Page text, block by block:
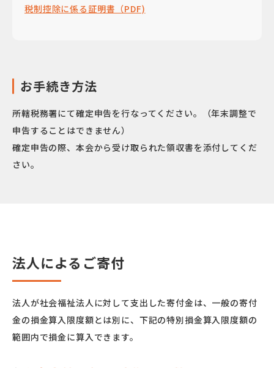
税制控除に係る証明書（PDF)
お手続き方法
所轄税務署にて確定申告を行なってください。（年末調整で
申告することはできません）
確定申告の際、本会から受け取られた領収書を添付してくだ
さい。
法人によるご寄付
法人が社会福祉法人に対して支出した寄付金は、一般の寄付
金の損金算入限度額とは別に、 下記の特別損金算入限度額の
範囲内で損金に算入できます。